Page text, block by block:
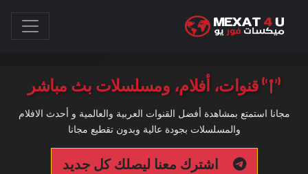
قنوات، أفلام، ومسلسلات بث مباشر
مجانا استمتع بمشاهدة أفضل القنوات العربية والعالمية و أحدث الافلام
والمسلسلات بجودة عالية وبدون تقطيع مجانا
اشترك معنا ليصلك كل جديد